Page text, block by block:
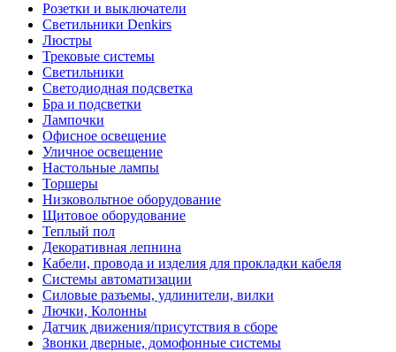
Розетки и выключатели
Светильники Denkirs
Люстры
Трековые системы
Светильники
Светодиодная подсветка
Бра и подсветки
Лампочки
Офисное освещение
Уличное освещение
Настольные лампы
Торшеры
Низковольтное оборудование
Щитовое оборудование
Теплый пол
Декоративная лепнина
Кабели, провода и изделия для прокладки кабеля
Системы автоматизации
Силовые разъемы, удлинители, вилки
Лючки, Колонны
Датчик движения/присутствия в сборе
Звонки дверные, домофонные системы